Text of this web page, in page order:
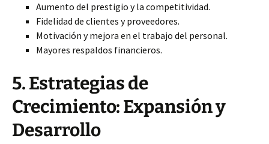
Aumento del prestigio y la competitividad.
Fidelidad de clientes y proveedores.
Motivación y mejora en el trabajo del personal.
Mayores respaldos financieros.
5. Estrategias de
Crecimiento: Expansión y
Desarrollo